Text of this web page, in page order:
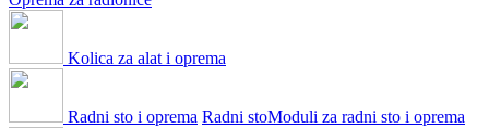
Kolica za alat i oprema
Radni sto i oprema Radni stoModuli za radni sto i oprema